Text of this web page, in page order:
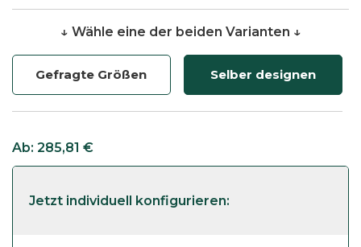
↓ Wähle eine der beiden Varianten ↓
Gefragte Größen Selber designen
Ab: 285,81 €